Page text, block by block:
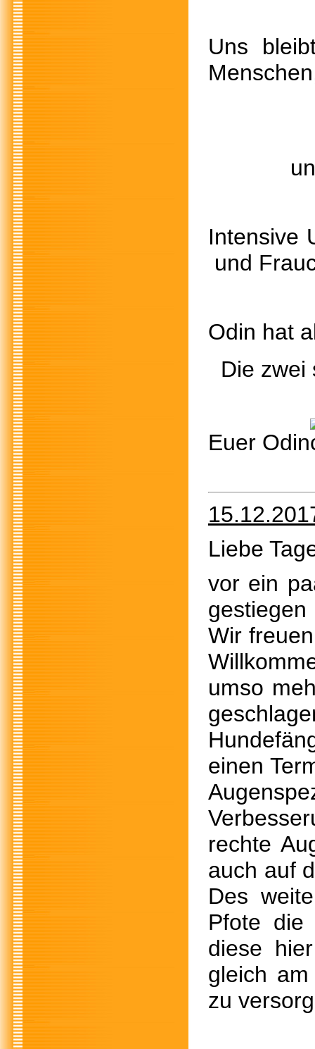
Uns
und
und
Odin
Die
Euer Odin
Liebe
vor ein
Wir
umso
einen
rechte
auch auf
Des
Pfote die
diese
gleich
zu